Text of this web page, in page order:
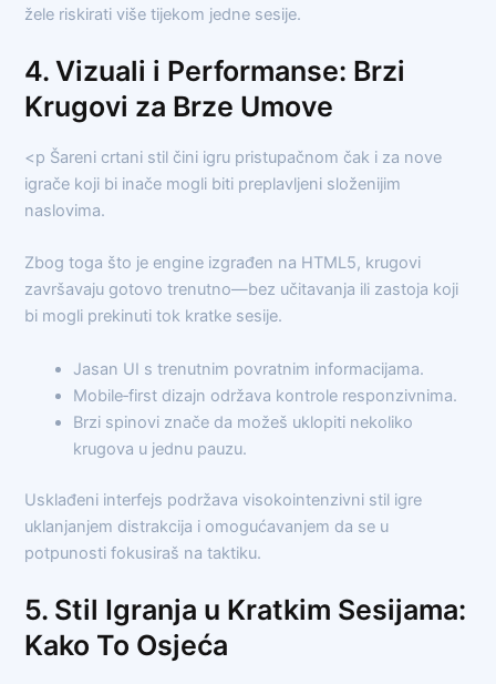
žele riskirati više tijekom jedne sesije.
4. Vizuali i Performanse: Brzi
Krugovi za Brze Umove
<p Šareni crtani stil čini igru pristupačnom čak i za nove
igrače koji bi inače mogli biti preplavljeni složenijim
naslovima.
Zbog toga što je engine izgrađen na HTML5, krugovi
završavaju gotovo trenutno—bez učitavanja ili zastoja koji
bi mogli prekinuti tok kratke sesije.
Jasan UI s trenutnim povratnim informacijama.
Mobile‑first dizajn održava kontrole responzivnima.
Brzi spinovi znače da možeš uklopiti nekoliko
krugova u jednu pauzu.
Usklađeni interfejs podržava visokointenzivni stil igre
uklanjanjem distrakcija i omogućavanjem da se u
potpunosti fokusiraš na taktiku.
5. Stil Igranja u Kratkim Sesijama:
Kako To Osjeća